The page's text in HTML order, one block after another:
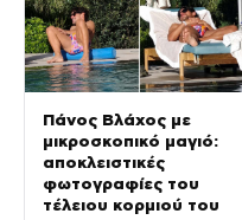
Πάνος Βλάχος με
μικροσκοπικό μαγιό:
αποκλειστικές
φωτογραφίες του
τέλειου κορμιού του